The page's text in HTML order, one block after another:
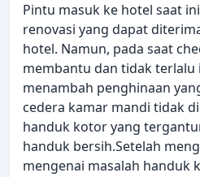
Pintu masuk ke hotel saat
renovasi yang dapat
hotel. Namun, pada saat
membantu dan tidak
menambah penghinaan
cedera kamar mandi tidak
handuk kotor yang
handuk bersih.Setelah
mengenai masalah handuk